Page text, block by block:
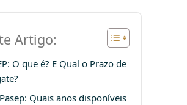
Artigo:
O que é? E Qual o Prazo de
Pasep: Quais anos disponíveis